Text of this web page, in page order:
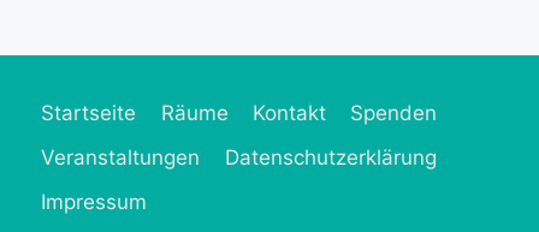
Startseite Räume Kontakt
Spenden
Veranstaltungen
Datenschutzerklärung
Impressum